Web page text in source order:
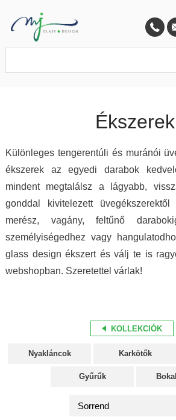
Ékszerek
Különleges tengerentúli és muránói
ékszerek az egyedi darabok
mindent megtalálsz a lágyabb,
gonddal kivitelezett
merész, vagány, feltűnő
személyiségedhez vagy
glass design ékszert és válj te is
webshopban. Szeretettel várlak!
KOLLEKCIÓK
Nyakláncok Karkötők
Gyűrűk